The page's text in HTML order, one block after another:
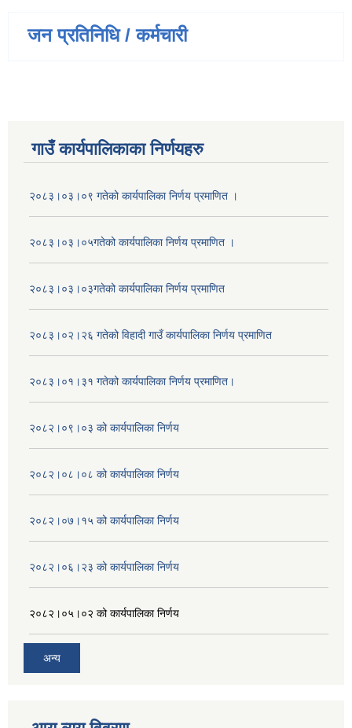
जन प्रतिनिधि / कर्मचारी
गाउँ कार्यपालिकाका निर्णयहरु
२०८३।०३।०९ गतेको कार्यपालिका निर्णय प्रमाणित ।
२०८३।०३।०५गतेको कार्यपालिका निर्णय प्रमाणित ।
२०८३।०३।०३गतेको कार्यपालिका निर्णय प्रमाणित
२०८३।०२।२६ गतेको विहादी गाउँ कार्यपालिका निर्णय प्रमाणित
२०८३।०१।३१ गतेको कार्यपालिका निर्णय प्रमाणित।
२०८२।०९।०३ को कार्यपालिका निर्णय
२०८२।०८।०८ को कार्यपालिका निर्णय
२०८२।०७।१५ को कार्यपालिका निर्णय
२०८२।०६।२३ को कार्यपालिका निर्णय
२०८२।०५।०२ को कार्यपालिका निर्णय
अन्य